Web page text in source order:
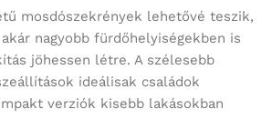
mosdószekrények lehetővé teszik,
nagyobb fürdőhelyiségekben is
jöhessen létre. A szélesebb
ideálisak családok
verziók kisebb lakásokban